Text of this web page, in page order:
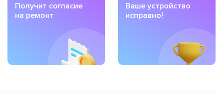
Получит согласие
на ремонт
Ваше устройство
исправно!